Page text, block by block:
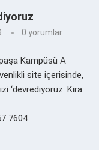
0 yorumlar
Kampüsü A
site içerisinde,
‘devrediyoruz. Kira
7604